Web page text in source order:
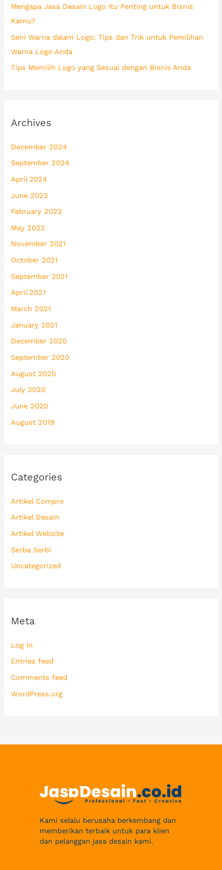
Mengapa Jasa Desain Logo Itu Penting untuk Bisnis
Kamu?
Seni Warna dalam Logo: Tips dan Trik untuk Pemilihan
Warna Logo Anda
Tips Memilih Logo yang Sesuai dengan Bisnis Anda
Archives
December 2024
September 2024
April 2024
June 2023
February 2023
May 2022
November 2021
October 2021
September 2021
April 2021
March 2021
January 2021
December 2020
September 2020
August 2020
July 2020
June 2020
August 2019
Categories
Artikel Compro
Artikel Desain
Artikel Website
Serba Serbi
Uncategorized
Meta
Log in
Entries feed
Comments feed
WordPress.org
Kami selalu berusaha berkembang dan
memberikan terbaik untuk para klien
dan pelanggan jasa desain kami.